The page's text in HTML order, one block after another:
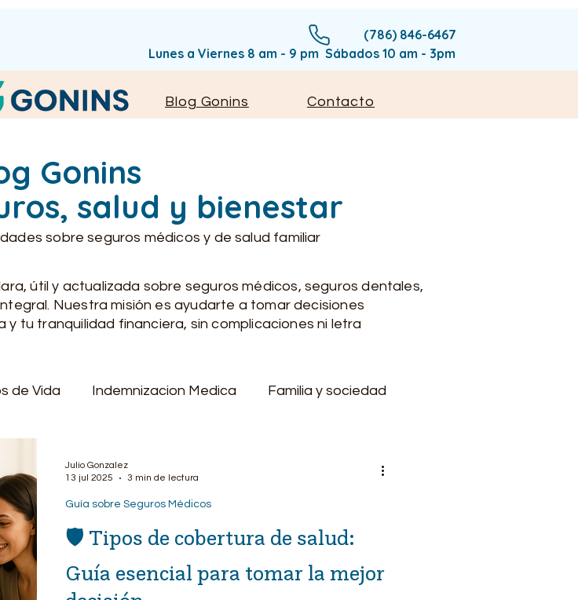
(786) 846-6467
Lunes a Viernes 8 am - 9 pm Sábados 10 am - 3pm
Blog Gonins Contacto
Gonins
salud y bienestar
sobre seguros médicos y de salud familiar
útil y actualizada sobre seguros médicos, seguros dentales,
Nuestra misión es ayudarte a tomar decisiones
tu tranquilidad financiera, sin complicaciones ni letra
de Vida Indemnizacion Medica Familia y sociedad
viajes
El Rincón del Héroe Invisible Dominio Ejecutivo
🛡️ Tipos de cobertura de salud:
Guía esencial para tomar la mejor
Guía sobre Seguros Médicos
Julio Gonzalez
13 jul 2025
3 min de lectura